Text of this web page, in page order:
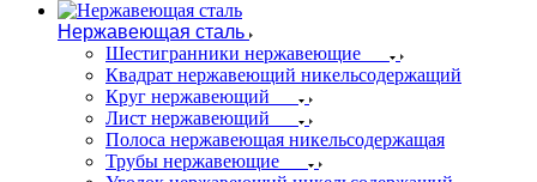
Нержавеющая сталь
Шестигранники нержавеющие
Квадрат нержавеющий никельсодержащий
Круг нержавеющий
Лист нержавеющий
Полоса нержавеющая никельсодержащая
Трубы нержавеющие